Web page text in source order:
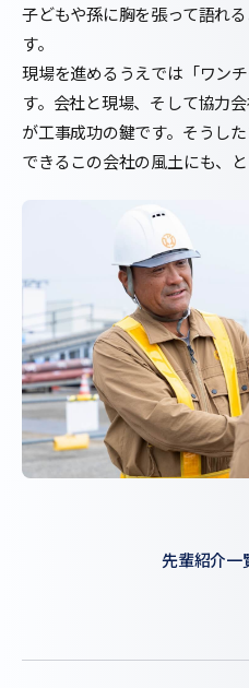
子どもや孫に胸を張って語れ
す。
現場を進めるうえでは「ワン
す。会社と現場、そして協力
が工事成功の鍵です。そうし
できるこの会社の風土にも、と
先輩紹介一